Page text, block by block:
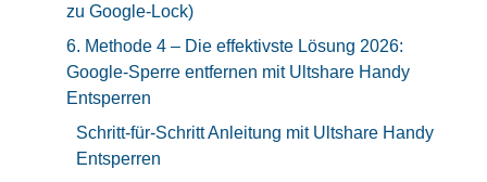
zu Google-Lock)
6. Methode 4 – Die effektivste Lösung 2026:
Google-Sperre entfernen mit Ultshare Handy
Entsperren
Schritt-für-Schritt Anleitung mit Ultshare Handy
Entsperren